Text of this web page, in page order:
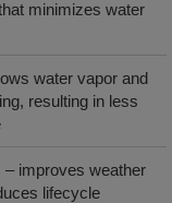
minimizes water
water vapor and
resulting in less
– improves weather
lifecycle